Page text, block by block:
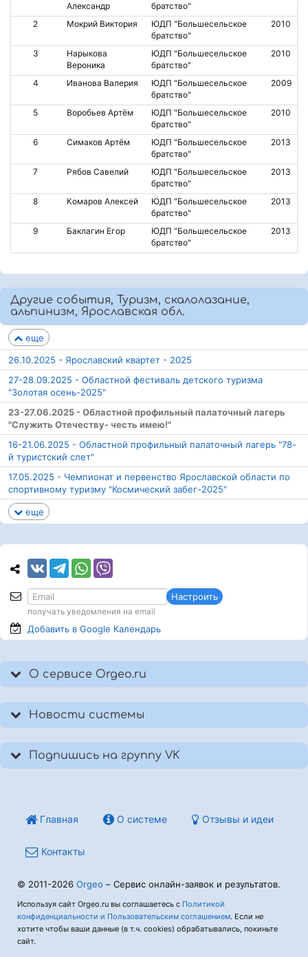
Александр
братство"
2 Мокрий Виктория
ЮДП "Большесельское
братство"
2010
3
Нарыкова
Вероника
ЮДП "Большесельское
братство"
2010
4 Иванова Валерия
ЮДП "Большесельское
братство"
2009
5 Воробьев Артём
ЮДП "Большесельское
братство"
2010
6 Симаков Артём
ЮДП "Большесельское
братство"
2013
7 Рябов Савелий
ЮДП "Большесельское
братство"
2013
8 Комаров Алексей
ЮДП "Большесельское
братство"
2013
9 Баклагин Егор
ЮДП "Большесельское
братство"
2013
Другие события, Туризм, скалолазание,
альпинизм, Ярославская обл.
еще
26.10.2025 - Ярославский квартет - 2025
27-28.09.2025 - Областной фестиваль детского туризма
"Золотая осень-2025"
23-27.06.2025 - Областной профильный палаточный лагерь
"Служить Отечеству- честь имею!"
16-21.06.2025 - Областной профильный палаточный лагерь "78-
й туристский слет"
17.05.2025 - Чемпионат и первенство Ярославской области по
спортивному туризму "Космический забег-2025"
еще
Настроить
получать уведомления на email
Добавить в Google Календарь
О сервисе Orgeo.ru
Новости системы
Подпишись на группу VK
Главная О системе Отзывы и идеи
Контакты
© 2011-2026 Orgeo – Сервис онлайн-заявок и результатов.
Используя сайт Orgeo.ru вы соглашаетесь с Политикой
конфиденциальности и Пользовательским соглашением. Если не
хотите чтобы ваши данные (в т.ч. cookies) обрабатывались, покиньте
сайт.